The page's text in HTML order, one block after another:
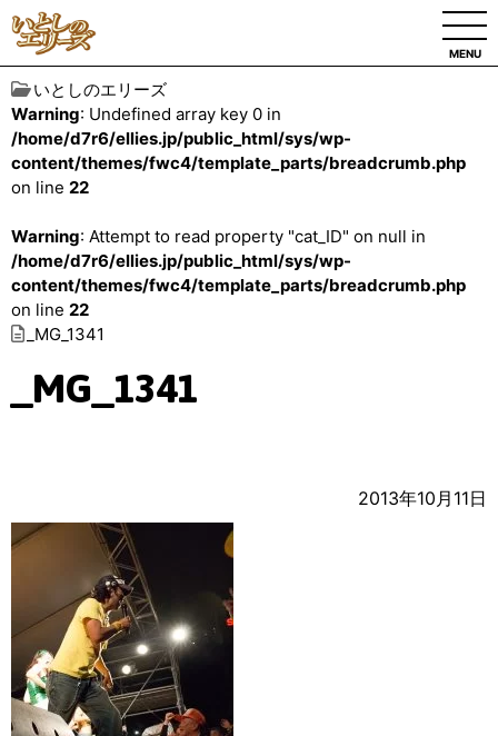
MENU
いとしのエリーズ
Warning: Undefined array key 0 in
/home/d7r6/ellies.jp/public_html/sys/wp-
content/themes/fwc4/template_parts/breadcrumb.php
on line 22
Warning: Attempt to read property "cat_ID" on null in
/home/d7r6/ellies.jp/public_html/sys/wp-
content/themes/fwc4/template_parts/breadcrumb.php
on line 22
_MG_1341
_MG_1341
2013年10月11日